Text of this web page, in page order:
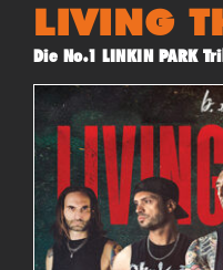
LIVING
Die No.1 LINKIN PARK